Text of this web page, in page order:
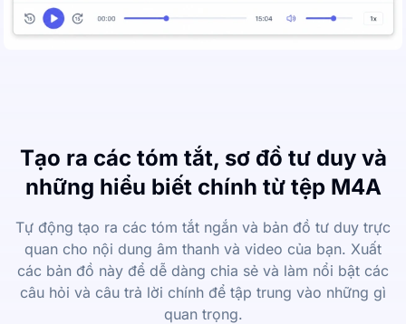
Tạo ra các tóm tắt, sơ đồ tư duy và
những hiểu biết chính từ tệp M4A
Tự động tạo ra các tóm tắt ngắn và bản đồ tư duy trực
quan cho nội dung âm thanh và video của bạn. Xuất
các bản đồ này để dễ dàng chia sẻ và làm nổi bật các
câu hỏi và câu trả lời chính để tập trung vào những gì
quan trọng.